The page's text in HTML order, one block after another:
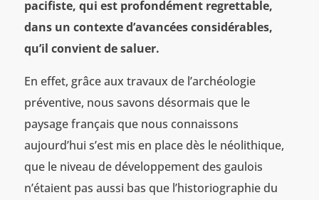
pacifiste, qui est profondément regrettable,
dans un contexte d’avancées considérables,
qu’il convient de saluer.
En effet, grâce aux travaux de l’archéologie
préventive, nous savons désormais que le
paysage français que nous connaissons
aujourd’hui s’est mis en place dès le néolithique,
que le niveau de développement des gaulois
n’étaient pas aussi bas que l’historiographie du